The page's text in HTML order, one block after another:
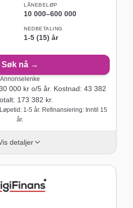
LÅNEBELØP
10 000–600 000
NEDBETALING
1-5 (15) år
Søk nå →
Annonselenke
000 kr o/5 år. Kostnad: 43 382
173 382 kr.
1-5 år. Refinansiering: Inntil 15
år.
detaljer